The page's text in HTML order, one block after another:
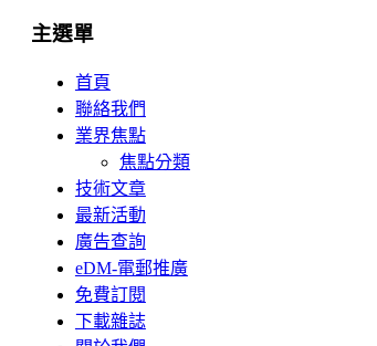
主選單
首頁
聯絡我們
業界焦點
焦點分類
技術文章
最新活動
廣告查詢
eDM-電郵推廣
免費訂閱
下載雜誌